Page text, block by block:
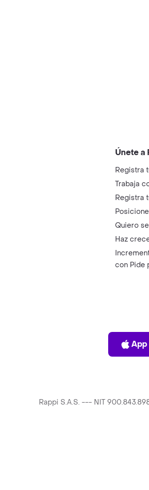
Únete a
Registra
Trabaja
Registra
Quiero
Haz
con Pide
Rappi S.A.S. --- NIT